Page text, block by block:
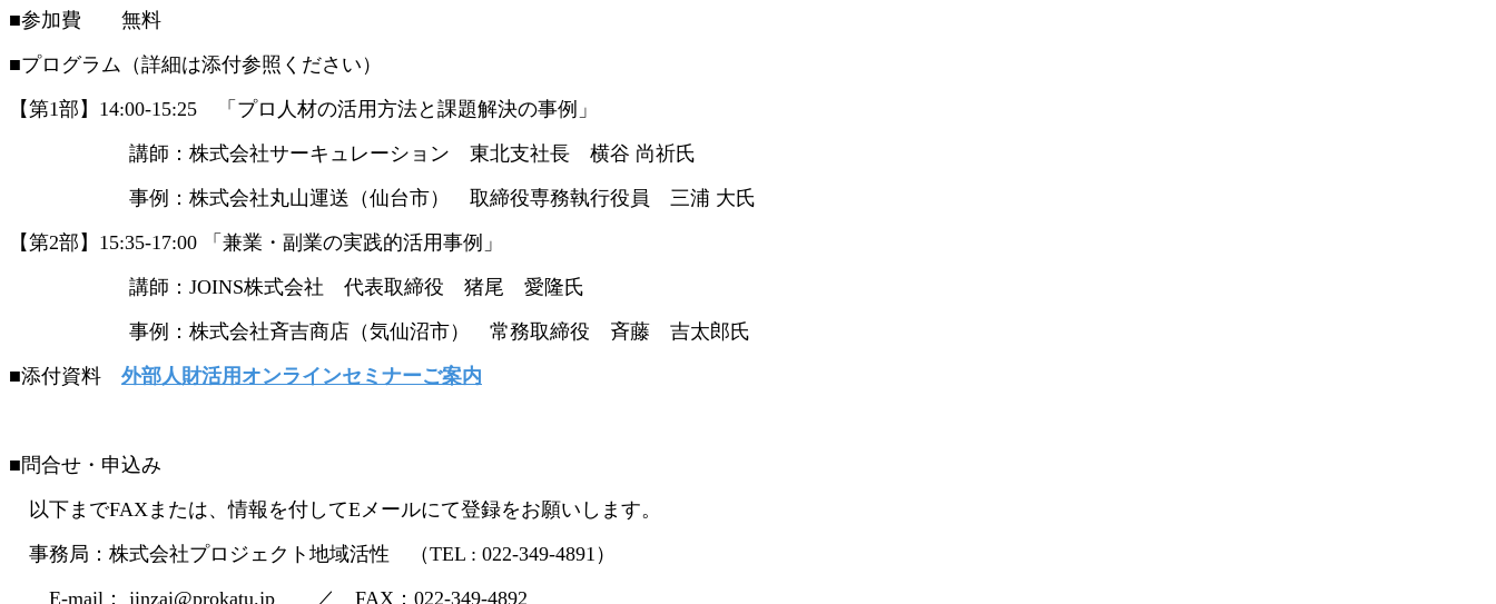
■参加費 無料
■プログラム（詳細は添付参照ください）
【第1部】14:00-15:25 「プロ人材の活用方法と課題解決の事例」
講師：株式会社サーキュレーション 東北支社長 横谷 尚祈氏
事例：株式会社丸山運送（仙台市） 取締役専務執行役員 三浦 大氏
【第2部】15:35-17:00 「兼業・副業の実践的活用事例」
講師：JOINS株式会社 代表取締役 猪尾 愛隆氏
事例：株式会社斉吉商店（気仙沼市） 常務取締役 斉藤 吉太郎氏
■添付資料 外部人財活用オンラインセミナーご案内
■問合せ・申込み
以下までFAXまたは、情報を付してEメールにて登録をお願いします。
事務局：株式会社プロジェクト地域活性 （TEL : 022-349-4891）
E-mail： jinzai@prokatu.jp ／ FAX：022-349-4892